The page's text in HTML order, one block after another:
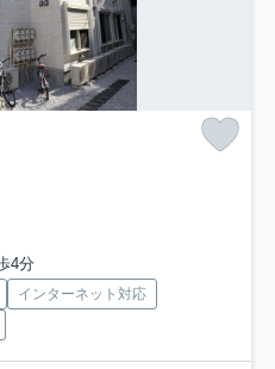
4分
インターネット対応